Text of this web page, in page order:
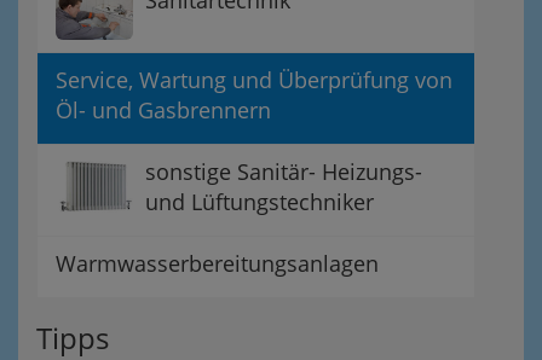
Service, Wartung und Überprüfung von
Öl- und Gasbrennern
sonstige Sanitär- Heizungs-
und Lüftungstechniker
Warmwasserbereitungsanlagen
Tipps